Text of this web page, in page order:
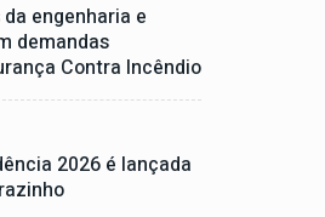
engenharia e
demandas
Contra Incêndio
2026 é lançada